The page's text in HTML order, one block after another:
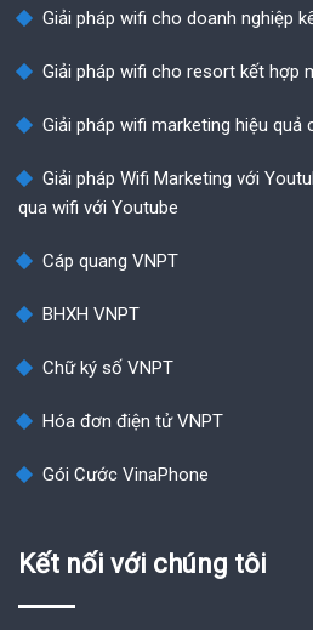
Giải pháp wifi cho doanh nghiệp
Giải pháp wifi cho resort kết hợp
Giải pháp wifi marketing hiệu quả
Giải pháp Wifi Marketing với
qua wifi với Youtube
Cáp quang VNPT
BHXH VNPT
Chữ ký số VNPT
Hóa đơn điện tử VNPT
Gói Cước VinaPhone
Kết nối với chúng tôi